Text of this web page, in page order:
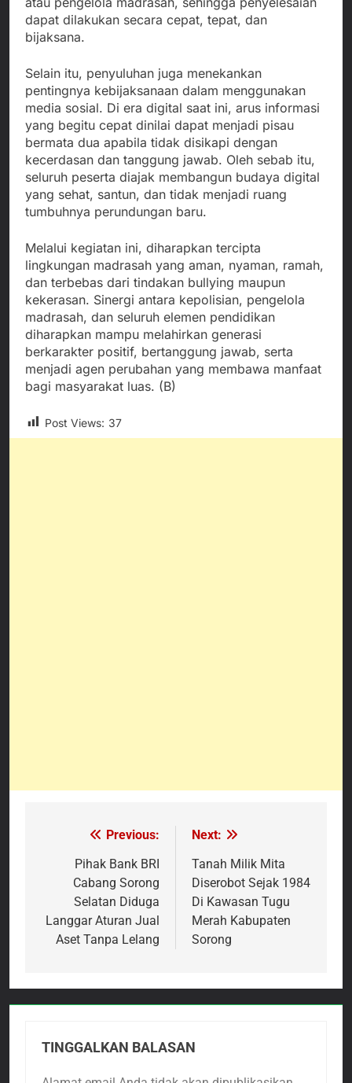
dapat dilakukan secara cepat, tepat, dan
bijaksana.
Selain itu, penyuluhan juga menekankan
pentingnya kebijaksanaan dalam menggunakan
media sosial. Di era digital saat ini, arus informasi
yang begitu cepat dinilai dapat menjadi pisau
bermata dua apabila tidak disikapi dengan
kecerdasan dan tanggung jawab. Oleh sebab itu,
seluruh peserta diajak membangun budaya digital
yang sehat, santun, dan tidak menjadi ruang
tumbuhnya perundungan baru.
Melalui kegiatan ini, diharapkan tercipta
lingkungan madrasah yang aman, nyaman, ramah,
dan terbebas dari tindakan bullying maupun
kekerasan. Sinergi antara kepolisian, pengelola
madrasah, dan seluruh elemen pendidikan
diharapkan mampu melahirkan generasi
berkarakter positif, bertanggung jawab, serta
menjadi agen perubahan yang membawa manfaat
bagi masyarakat luas. (B)
Post Views: 37
NavigasiPrevious:
Pihak Bank BRI
Cabang Sorong
Selatan Diduga
Langgar Aturan Jual
Aset Tanpa Lelang
Next:
Tanah Milik Mita
Diserobot Sejak 1984
Di Kawasan Tugu
Merah Kabupaten
Sorong
TINGGALKAN BALASAN